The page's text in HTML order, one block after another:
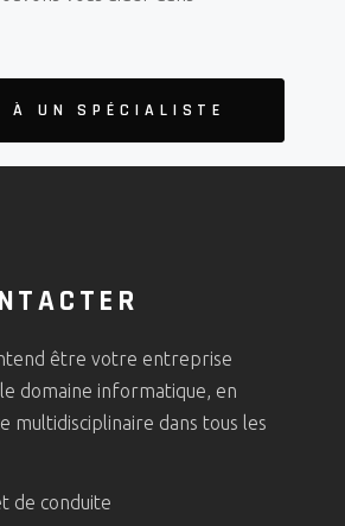
À UN SPÉCIALISTE
être votre entreprise
domaine informatique, en
multidisciplinaire dans tous les
de conduite